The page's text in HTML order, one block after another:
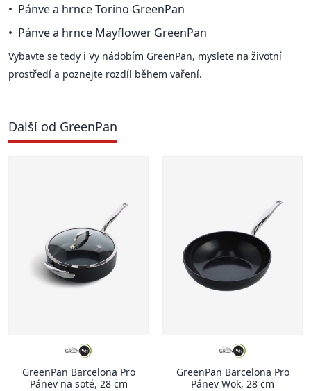
Pánve a hrnce Torino GreenPan
Pánve a hrnce Mayflower GreenPan
Vybavte se tedy i Vy nádobím GreenPan, myslete na životní
prostředí a poznejte rozdíl během vaření.
Další od GreenPan
GreenPan Barcelona Pro
Pánev na soté, 28 cm
GreenPan Barcelona Pro
Pánev Wok, 28 cm